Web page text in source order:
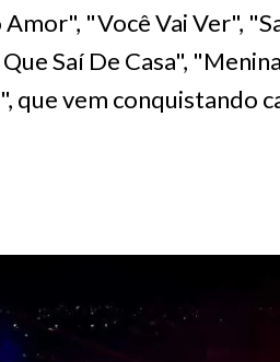
"Você Vai Ver",
Saí De Casa",
que vem conquistando